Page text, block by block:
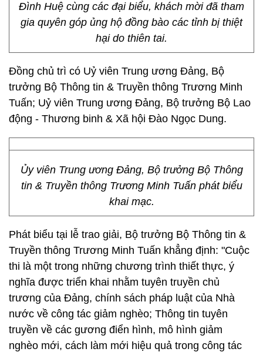
Đình Huệ cùng các đại biểu, khách mời đã tham
gia quyên góp ủng hộ đồng bào các tỉnh bị thiệt
hại do thiên tai.
Đồng chủ trì có Uỷ viên Trung ương Đảng, Bộ
trưởng Bộ Thông tin & Truyền thông Trương Minh
Tuấn; Uỷ viên Trung ương Đảng, Bộ trưởng Bộ Lao
động - Thương binh & Xã hội Đào Ngọc Dung.
Ủy viên Trung ương Đảng, Bộ trưởng Bộ Thông
tin & Truyền thông Trương Minh Tuấn phát biểu
khai mạc.
Phát biểu tại lễ trao giải, Bộ trưởng Bộ Thông tin &
Truyền thông Trương Minh Tuấn khẳng định: "Cuộc
thi là một trong những chương trình thiết thực, ý
nghĩa được triển khai nhằm tuyên truyền chủ
trương của Đảng, chính sách pháp luật của Nhà
nước về công tác giảm nghèo; Thông tin tuyên
truyền về các gương điển hình, mô hình giảm
nghèo mới, cách làm mới hiệu quả trong công tác